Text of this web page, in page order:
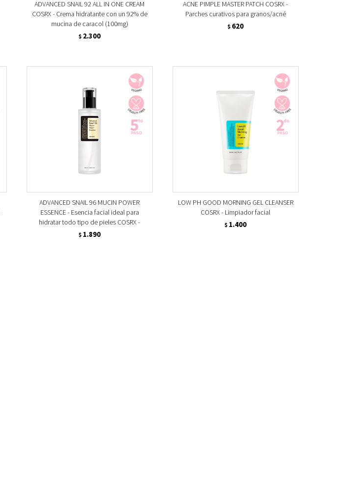
ADVANCED SNAIL 92 ALL IN ONE CREAM
COSRX - Crema hidratante con un 92% de
mucina de caracol (100mg)
$ 2.300
ACNE PIMPLE MASTER PATCH COSRX -
Parches curativos para granos/acné
$ 620
ADVANCED SNAIL 96 MUCIN POWER
ESSENCE - Esencia facial ideal para
hidratar todo tipo de pieles COSRX -
$ 1.890
LOW PH GOOD MORNING GEL CLEANSER
COSRX - Limpiador facial
$ 1.400